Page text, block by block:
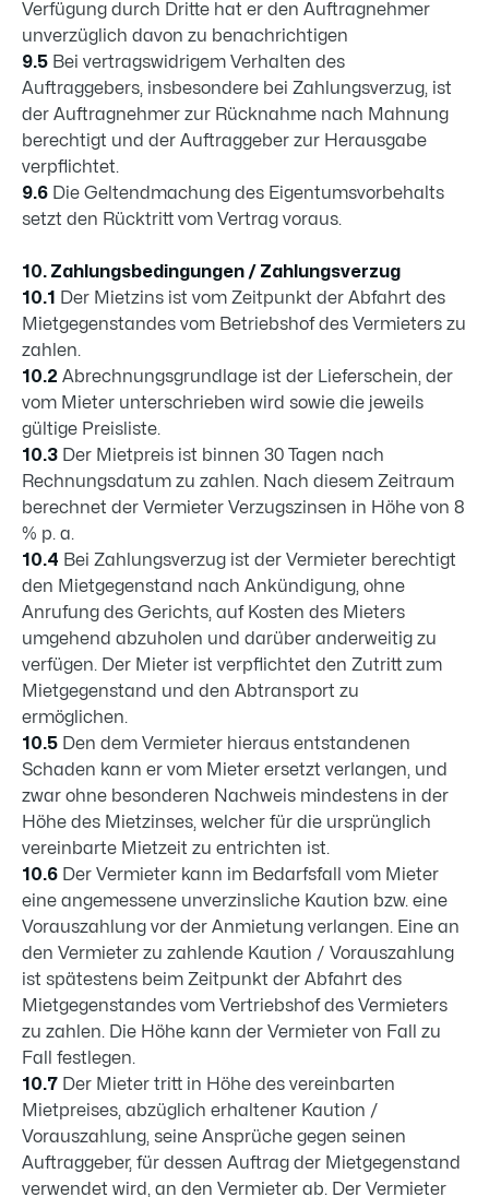
Verfügung durch Dritte hat er den Auftragnehmer
unverzüglich davon zu benachrichtigen
9.5 Bei vertragswidrigem Verhalten des
Auftraggebers, insbesondere bei Zahlungsverzug, ist
der Auftragnehmer zur Rücknahme nach Mahnung
berechtigt und der Auftraggeber zur Herausgabe
verpflichtet.
9.6 Die Geltendmachung des Eigentumsvorbehalts
setzt den Rücktritt vom Vertrag voraus.
10. Zahlungsbedingungen / Zahlungsverzug
10.1
Der Mietzins ist vom Zeitpunkt der Abfahrt des
Mietgegenstandes vom Betriebshof des Vermieters zu
zahlen.
10.2 Abrechnungsgrundlage ist der Lieferschein, der
vom Mieter unterschrieben wird sowie die jeweils
gültige Preisliste.
10.3 Der Mietpreis ist binnen 30 Tagen nach
Rechnungsdatum zu zahlen. Nach diesem Zeitraum
berechnet der Vermieter Verzugszinsen in Höhe von 8
% p. a.
10.4 Bei Zahlungsverzug ist der Vermieter berechtigt
den Mietgegenstand nach Ankündigung, ohne
Anrufung des Gerichts, auf Kosten des Mieters
umgehend abzuholen und darüber anderweitig zu
verfügen. Der Mieter ist verpflichtet den Zutritt zum
Mietgegenstand und den Abtransport zu
ermöglichen.
10.5 Den dem Vermieter hieraus entstandenen
Schaden kann er vom Mieter ersetzt verlangen, und
zwar ohne besonderen Nachweis mindestens in der
Höhe des Mietzinses, welcher für die ursprünglich
vereinbarte Mietzeit zu entrichten ist.
10.6 Der Vermieter kann im Bedarfsfall vom Mieter
eine angemessene unverzinsliche Kaution bzw. eine
Vorauszahlung vor der Anmietung verlangen. Eine an
den Vermieter zu zahlende Kaution / Vorauszahlung
ist spätestens beim Zeitpunkt der Abfahrt des
Mietgegenstandes vom Vertriebshof des Vermieters
zu zahlen. Die Höhe kann der Vermieter von Fall zu
Fall festlegen.
10.7 Der Mieter tritt in Höhe des vereinbarten
Mietpreises, abzüglich erhaltener Kaution /
Vorauszahlung, seine Ansprüche gegen seinen
Auftraggeber, für dessen Auftrag der Mietgegenstand
verwendet wird, an den Vermieter ab. Der Vermieter